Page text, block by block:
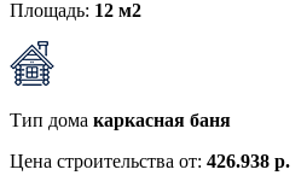
Площадь: 12 м2
Тип дома каркасная баня
Цена строительства от: 426.938 р.